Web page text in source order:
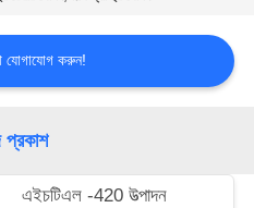
যোগাযোগ করুন!
প্রকাশ
এইচটিএল -420 উত্পাদন